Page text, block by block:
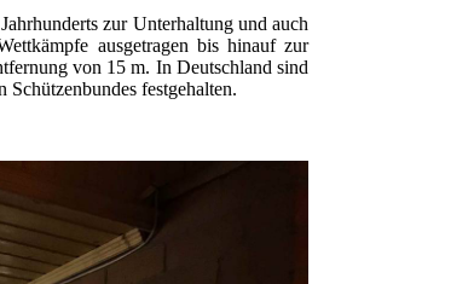
zur Unterhaltung und auch
ausgetragen bis hinauf zur
von 15 m. In Deutschland sind
Schützenbundes festgehalten.